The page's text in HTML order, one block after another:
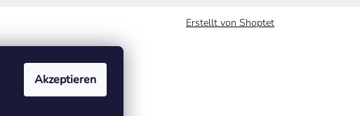
Akzeptieren
Erstellt von Shoptet